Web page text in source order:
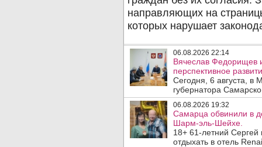
06.08.2026 22:14
Вячеслав Федорищев
перспективное
Сегодня, 6 августа, в
губернатора
06.08.2026 19:32
Самарца обвинили в
Шарм-эль-Шейхе.
18+ 61-летний
отдыхать в отель